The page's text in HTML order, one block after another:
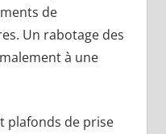
de
Un rabotage des
à une
plafonds de prise